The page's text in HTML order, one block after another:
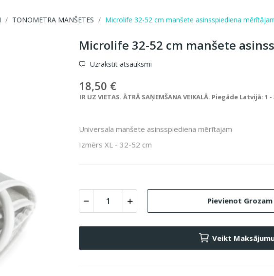
TONOMETRA MANŠETES Microlife 32-52 cm manšete asinsspiediena
Microlife 32-52 cm manšete
Uzrakstīt atsauksmi
18,50 €
IR UZ VIETAS. ĀTRĀ SAŅEMŠANA VEIKALĀ. Piegāde Latvijā:
Universala manšete asinsspiediena mērītajam
Izmērs XL - 32-52 cm
Pievienot Grozam
Veikt